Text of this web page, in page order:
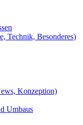
Technik, Besonderes)
Konzeption)
Umbaus